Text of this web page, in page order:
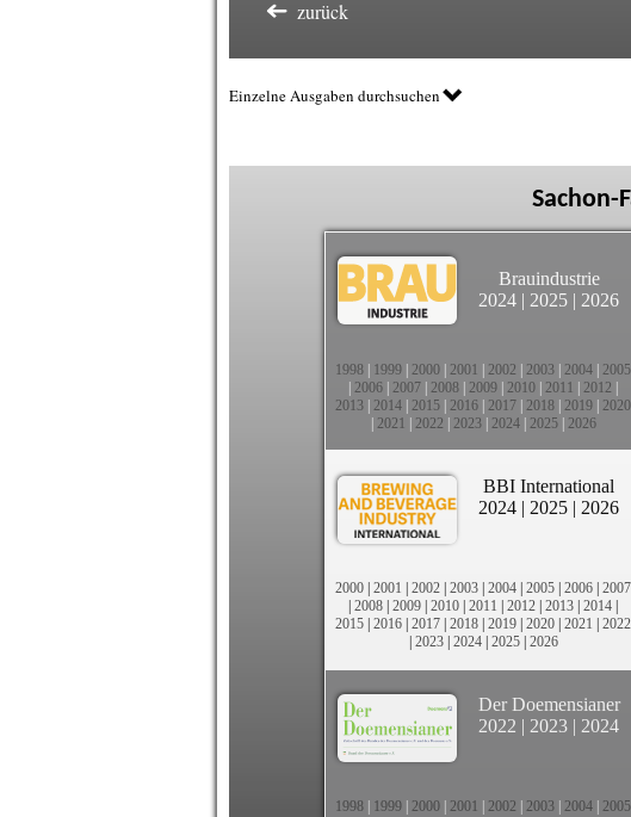
zurück
Einzelne Ausgaben durchsuchen
Sachon-
Brauindustrie
2024 | 2025 | 2026
1998 1999 2000 2001 2002 2003 2004 2005
2006 2007 2008 2009 2010 2011 2012
2013 2014 2015 2016 2017 2018 2019 2020
2021 2022 2023| 2024| 2025| 2026
BBI International
2024 | 2025 | 2026
2000 | 2001 | 2002 | 2003 | 2004 | 2005 | 2006 | 2007
| 2008 | 2009 | 2010 | 2011 | 2012 | 2013 | 2014 |
2015 | 2016 | 2017 | 2018 | 2019 | 2020 | 2021 | 2022
| 2023| 2024| 2025| 2026
Der Doemensianer
2022 | 2023 | 2024
1998 1999 2000 2001 2002 2003 2004 2005